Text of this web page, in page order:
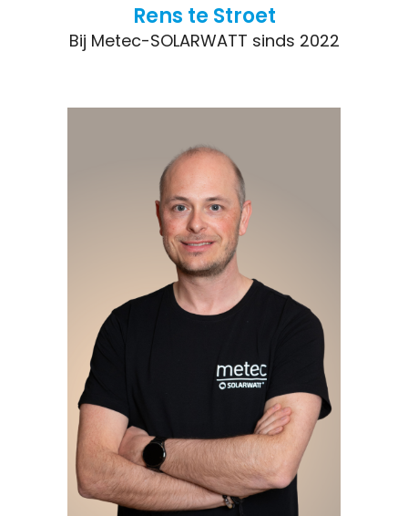
Rens te Stroet
Bij Metec-SOLARWATT sinds 2022